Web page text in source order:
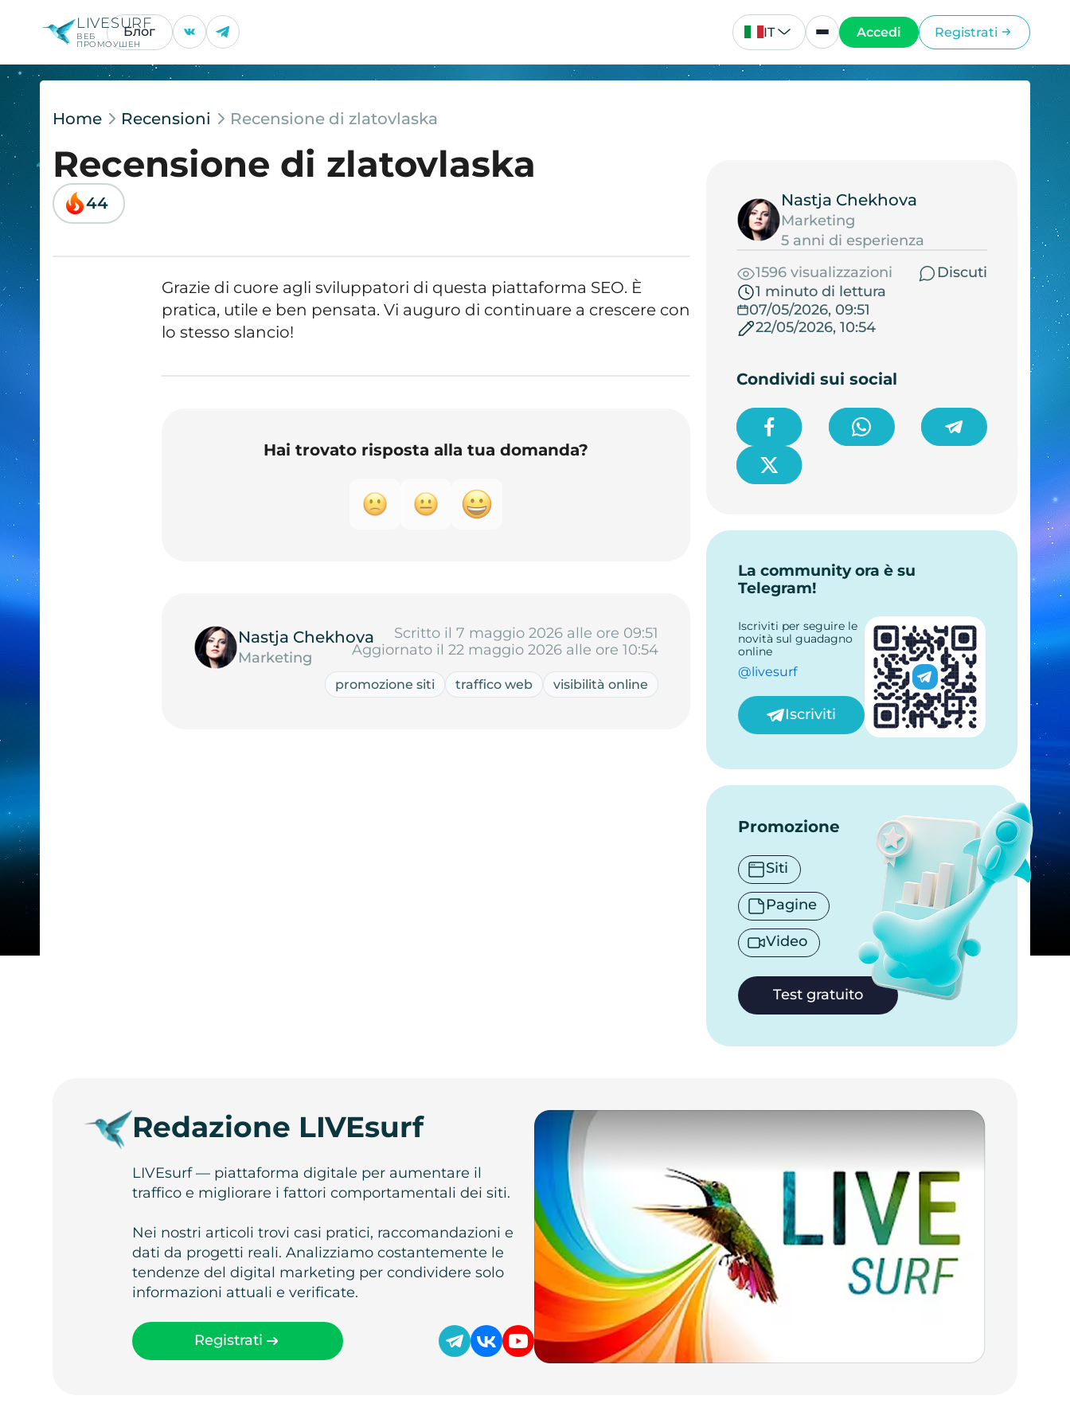
LIVESURF
ВЕБ
ПРОМОУШЕН
Блог IT Accedi Registrati
Home Recensioni Recensione di zlatovlaska
Recensione di zlatovlaska
44
Grazie di cuore agli sviluppatori di questa piattaforma SEO. È
pratica, utile e ben pensata. Vi auguro di continuare a crescere con
lo stesso slancio!
Hai trovato risposta alla tua domanda?
Nastja Chekhova
Marketing
Scritto il 7 maggio 2026 alle ore 09:51
Aggiornato il 22 maggio 2026 alle ore 10:54
promozione siti traffico web visibilità online
Nastja Chekhova
Marketing
5 anni di esperienza
1596 visualizzazioni
Discuti
1 minuto di lettura
07/05/2026, 09:51
22/05/2026, 10:54
Condividi sui social
La community ora è su
Telegram!
Iscriviti per seguire le
novità sul guadagno
online
@livesurf
Iscriviti
Promozione
Siti
Pagine
Video
Test gratuito
Redazione LIVEsurf
LIVEsurf — piattaforma digitale per aumentare il
traffico e migliorare i fattori comportamentali dei siti.
Nei nostri articoli trovi casi pratici, raccomandazioni e
dati da progetti reali. Analizziamo costantemente le
tendenze del digital marketing per condividere solo
informazioni attuali e verificate.
Registrati